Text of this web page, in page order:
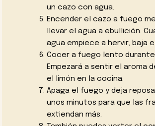
un cazo con agua.
Encender el cazo a fuego
llevar el agua a ebullición.
agua empiece a hervir, baja
Cocer a fuego lento durante
Empezará a sentir el aroma
el limón en la cocina.
Apaga el fuego y deja
unos minutos para que las
extiendan más.